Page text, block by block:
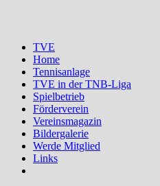
TVE
Home
Tennisanlage
TVE in der TNB-Liga
Spielbetrieb
Förderverein
Vereinsmagazin
Bildergalerie
Werde Mitglied
Links